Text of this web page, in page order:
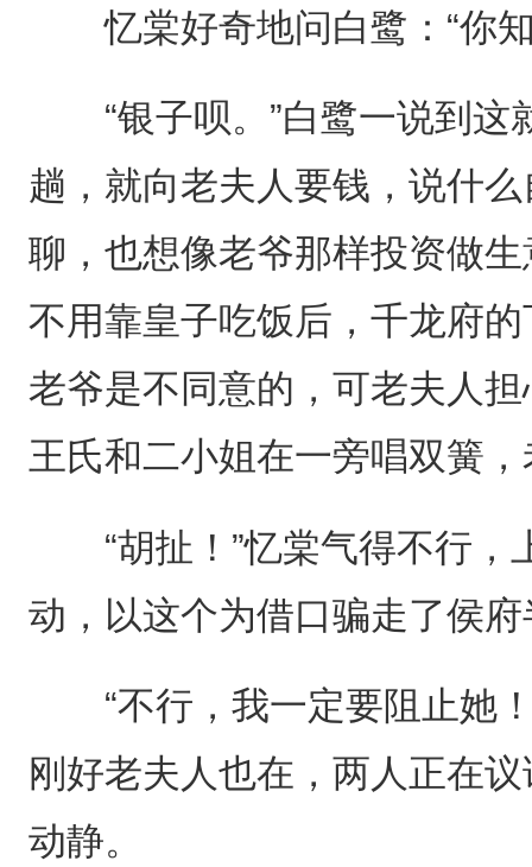
忆棠好奇地问白鹭：“你知
“银子呗。”白鹭一说到这
趟，就向老夫人要钱，说什
聊，也想像老爷那样投资做
不用靠皇子吃饭后，千龙府
老爷是不同意的，可老夫人
王氏和二小姐在一旁唱双簧
“胡扯！”忆棠气得不行，
动，以这个为借口骗走了侯
“不行，我一定要阻止她！
刚好老夫人也在，两人正在
动静。